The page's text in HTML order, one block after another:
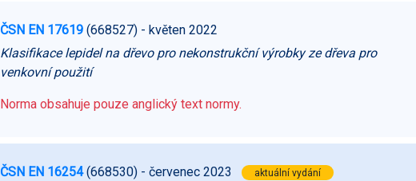
ČSN EN 17619 (668527) - květen 2022
Klasifikace lepidel na dřevo pro nekonstrukční výrobky ze dřeva pro
venkovní použití
Norma obsahuje pouze anglický text normy.
ČSN EN 16254(668530) - červenec 2023 aktuální vydání